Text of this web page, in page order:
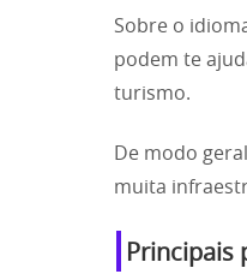
Sobre o
podem te
turismo.
De modo
muita
Principais